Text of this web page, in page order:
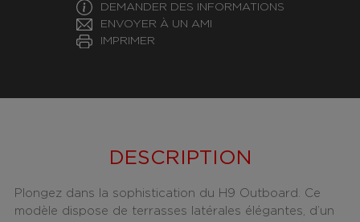
DEMANDER DES INFORMATIONS
ENVOYER À UN AMI
IMPRIMER
DESCRIPTION
Plongez dans la sophistication du H9 Outboard. Ce
modèle dispose de terrasses latérales élégantes, d’un